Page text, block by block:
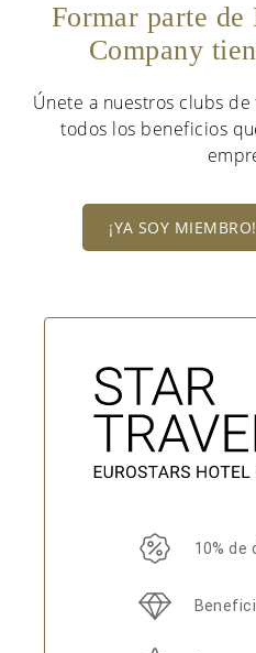
Formar parte
Company
Únete a nuestros clubs
todos los beneficios
¡YA SOY
10% de